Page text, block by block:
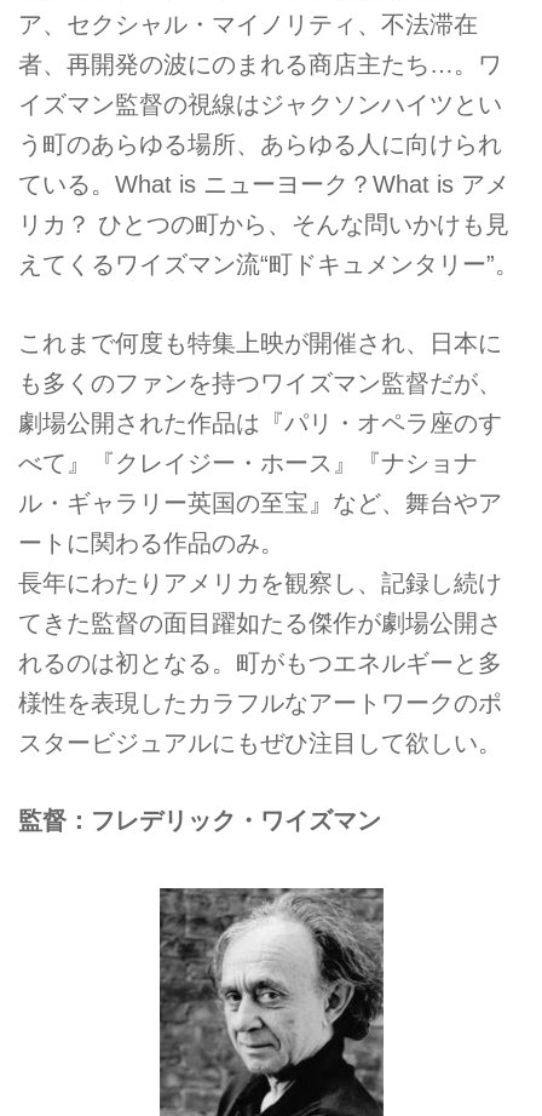
ア、セクシャル・マイノリティ、不法滞在
者、再開発の波にのまれる商店主たち…。ワ
イズマン監督の視線はジャクソンハイツとい
う町のあらゆる場所、あらゆる人に向けられ
ている。What is ニューヨーク？What is アメ
リカ？ ひとつの町から、そんな問いかけも見
えてくるワイズマン流“町ドキュメンタリー”。
これまで何度も特集上映が開催され、日本に
も多くのファンを持つワイズマン監督だが、
劇場公開された作品は『パリ・オペラ座のす
べて』『クレイジー・ホース』『ナショナ
ル・ギャラリー英国の至宝』など、舞台やア
ートに関わる作品のみ。
長年にわたりアメリカを観察し、記録し続け
てきた監督の面目躍如たる傑作が劇場公開さ
れるのは初となる。町がもつエネルギーと多
様性を表現したカラフルなアートワークのポ
スタービジュアルにもぜひ注目して欲しい。
監督：フレデリック・ワイズマン